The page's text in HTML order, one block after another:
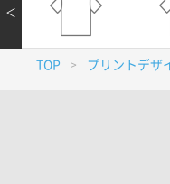
＜
TOP > プリントデザ